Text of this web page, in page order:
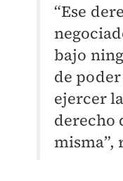
“Ese
bajo
de
ejercer
derecho
misma”,